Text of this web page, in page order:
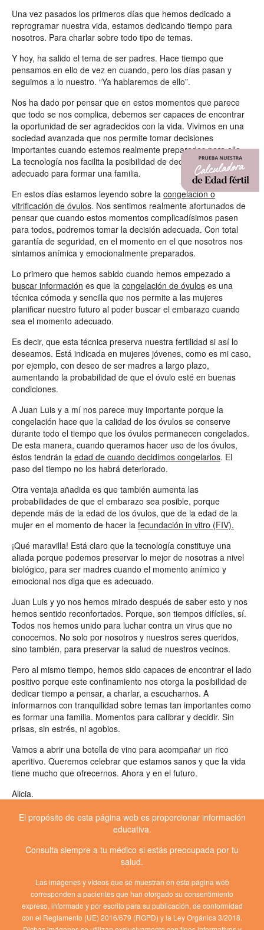
Una vez pasados los primeros días que hemos dedicado a
reprogramar nuestra vida, estamos dedicando tiempo para
nosotros. Para charlar sobre todo tipo de temas.
Y hoy, ha salido el tema de ser padres. Hace tiempo que
pensamos en ello de vez en cuando, pero los días pasan y
seguimos a lo nuestro. “Ya hablaremos de ello”.
Nos ha dado por pensar que en estos momentos que parece
que todo se nos complica, debemos ser capaces de encontrar
la oportunidad de ser agradecidos con la vida. Vivimos en una
sociedad avanzada que nos permite tomar decisiones
importantes cuando estemos realmente preparados para ello.
La tecnología nos facilita la posibilidad de decidir el momento
adecuado para formar una familia.
En estos días estamos leyendo sobre la congelación o
vitrificación de óvulos. Nos sentimos realmente afortunados de
pensar que cuando estos momentos complicadísimos pasen
para todos, podremos tomar la decisión adecuada. Con total
garantía de seguridad, en el momento en el que nosotros nos
sintamos anímica y emocionalmente preparados.
Lo primero que hemos sabido cuando hemos empezado a
buscar información es que la congelación de óvulos es una
técnica cómoda y sencilla que nos permite a las mujeres
planificar nuestro futuro al poder buscar el embarazo cuando
sea el momento adecuado.
Es decir, que esta técnica preserva nuestra fertilidad si así lo
deseamos. Está indicada en mujeres jóvenes, como es mi caso,
por ejemplo, con deseo de ser madres a largo plazo,
aumentando la probabilidad de que el óvulo esté en buenas
condiciones.
A Juan Luis y a mí nos parece muy importante porque la
congelación hace que la calidad de los óvulos se conserve
durante todo el tiempo que los óvulos permanecen congelados.
De esta manera, cuando queramos hacer uso de los óvulos,
éstos tendrán la edad de cuando decidimos congelarlos. El
paso del tiempo no los habrá deteriorado.
Otra ventaja añadida es que también aumenta las
probabilidades de que el embarazo sea posible, porque
depende más de la edad de los óvulos, que de la edad de la
mujer en el momento de hacer la fecundación in vitro (FIV).
¡Qué maravilla! Está claro que la tecnología constituye una
aliada porque podemos preservar lo mejor de nosotras a nivel
biológico, para ser madres cuando el momento anímico y
emocional nos diga que es adecuado.
Juan Luis y yo nos hemos mirado después de saber esto y nos
hemos sentido reconfortados. Porque, son tiempos difíciles, sí.
Todos nos hemos unido para luchar contra un virus que no
conocemos. No solo por nosotros y nuestros seres queridos,
sino también, para preservar la salud de nuestros vecinos.
Pero al mismo tiempo, hemos sido capaces de encontrar el lado
positivo porque este confinamiento nos otorga la posibilidad de
dedicar tiempo a pensar, a charlar, a escucharnos. A
informarnos con tranquilidad sobre temas tan importantes como
es formar una familia. Momentos para calibrar y decidir. Sin
prisas, sin estrés, ni agobios.
Vamos a abrir una botella de vino para acompañar un rico
aperitivo. Queremos celebrar que estamos sanos y que la vida
tiene mucho que ofrecernos. Ahora y en el futuro.
Alicia.
El propósito de esta página web es proporcionar información
educativa.
Consulta siempre a tu médico si estás preocupada por tu
salud.
Las imágenes y vídeos que se muestran en esta página web
corresponden a pacientes que han otorgado su consentimiento
expreso, informado y por escrito para su publicación, de conformidad
con el Reglamento (UE) 2016/679 (RGPD) y la Ley Orgánica 3/2018.